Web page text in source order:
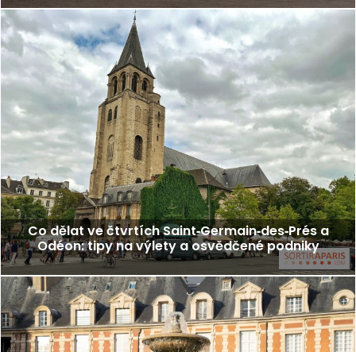
Co dělat ve čtvrtích Saint‑Germain‑des‑Prés a
Odéon: tipy na výlety a osvědčené podniky